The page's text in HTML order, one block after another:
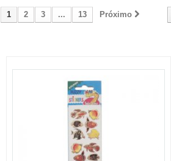
1 2 3 ... 13 Próximo